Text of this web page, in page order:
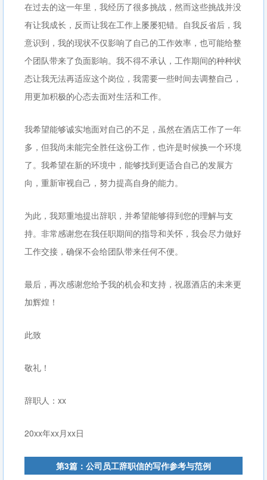
在过去的这一年里，我经历了很多挑战，然而这些挑战并没
有让我成长，反而让我在工作上屡屡犯错。自我反省后，我
意识到，我的现状不仅影响了自己的工作效率，也可能给整
个团队带来了负面影响。我不得不承认，工作期间的种种状
态让我无法再适应这个岗位，我需要一些时间去调整自己，
用更加积极的心态去面对生活和工作。
我希望能够诚实地面对自己的不足，虽然在酒店工作了一年
多，但我尚未能完全胜任这份工作，也许是时候换一个环境
了。我希望在新的环境中，能够找到更适合自己的发展方
向，重新审视自己，努力提高自身的能力。
为此，我郑重地提出辞职，并希望能够得到您的理解与支
持。非常感谢您在我任职期间的指导和关怀，我会尽力做好
工作交接，确保不会给团队带来任何不便。
最后，再次感谢您给予我的机会和支持，祝愿酒店的未来更
加辉煌！
此致
敬礼！
辞职人：xx
20xx年xx月xx日
第3篇：公司员工辞职信的写作参考与范例